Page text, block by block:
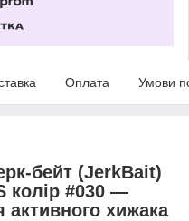
Оплата Умови
бейт (JerkBait)
колір #030 —
хижака